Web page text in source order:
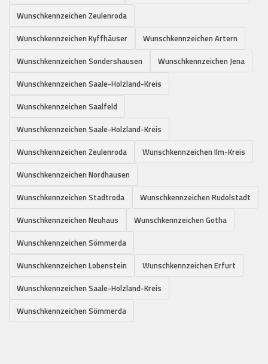
Wunschkennzeichen Zeulenroda
Wunschkennzeichen Kyffhäuser
Wunschkennzeichen Artern
Wunschkennzeichen Sondershausen
Wunschkennzeichen Jena
Wunschkennzeichen Saale-Holzland-Kreis
Wunschkennzeichen Saalfeld
Wunschkennzeichen Saale-Holzland-Kreis
Wunschkennzeichen Zeulenroda
Wunschkennzeichen Ilm-Kreis
Wunschkennzeichen Nordhausen
Wunschkennzeichen Stadtroda
Wunschkennzeichen Rudolstadt
Wunschkennzeichen Neuhaus
Wunschkennzeichen Gotha
Wunschkennzeichen Sömmerda
Wunschkennzeichen Lobenstein
Wunschkennzeichen Erfurt
Wunschkennzeichen Saale-Holzland-Kreis
Wunschkennzeichen Sömmerda